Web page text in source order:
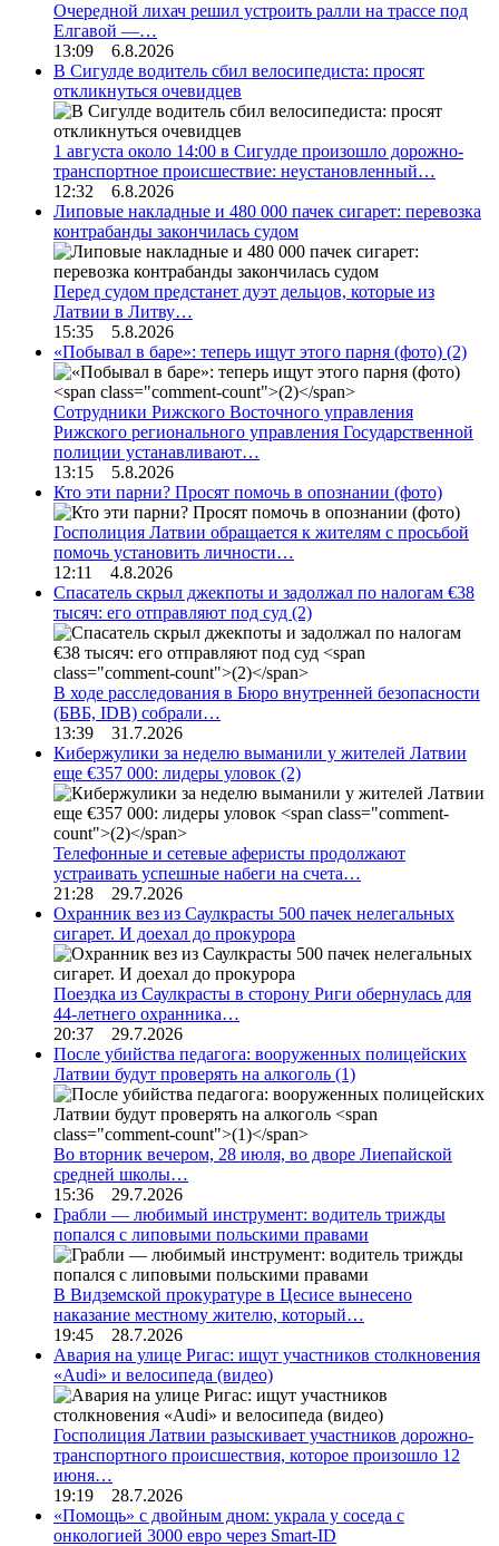
Очередной лихач решил устроить ралли на трассе под
Елгавой —…
13:09 6.8.2026
В Сигулде водитель сбил велосипедиста: просят
откликнуться очевидцев
1 августа около 14:00 в Сигулде произошло дорожно-
транспортное происшествие: неустановленный…
12:32 6.8.2026
Липовые накладные и 480 000 пачек сигарет: перевозка
контрабанды закончилась судом
Перед судом предстанет дуэт дельцов, которые из
Латвии в Литву…
15:35 5.8.2026
«Побывал в баре»: теперь ищут этого парня (фото) (2)
Сотрудники Рижского Восточного управления
Рижского регионального управления Государственной
полиции устанавливают…
13:15 5.8.2026
Кто эти парни? Просят помочь в опознании (фото)
Госполиция Латвии обращается к жителям с просьбой
помочь установить личности…
12:11 4.8.2026
Спасатель скрыл джекпоты и задолжал по налогам €38
тысяч: его отправляют под суд (2)
В ходе расследования в Бюро внутренней безопасности
(БВБ, IDB) собрали…
13:39 31.7.2026
Кибержулики за неделю выманили у жителей Латвии
еще €357 000: лидеры уловок (2)
Телефонные и сетевые аферисты продолжают
устраивать успешные набеги на счета…
21:28 29.7.2026
Охранник вез из Саулкрасты 500 пачек нелегальных
сигарет. И доехал до прокурора
Поездка из Саулкрасты в сторону Риги обернулась для
44-летнего охранника…
20:37 29.7.2026
После убийства педагога: вооруженных полицейских
Латвии будут проверять на алкоголь (1)
Во вторник вечером, 28 июля, во дворе Лиепайской
средней школы…
15:36 29.7.2026
Грабли — любимый инструмент: водитель трижды
попался с липовыми польскими правами
В Видземской прокуратуре в Цесисе вынесено
наказание местному жителю, который…
19:45 28.7.2026
Авария на улице Ригас: ищут участников столкновения
«Audi» и велосипеда (видео)
Госполиция Латвии разыскивает участников дорожно-
транспортного происшествия, которое произошло 12
июня…
19:19 28.7.2026
«Помощь» с двойным дном: украла у соседа с
онкологией 3000 евро через Smart-ID